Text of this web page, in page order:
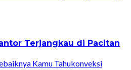
Terjangkau di Pacitan
konveksi